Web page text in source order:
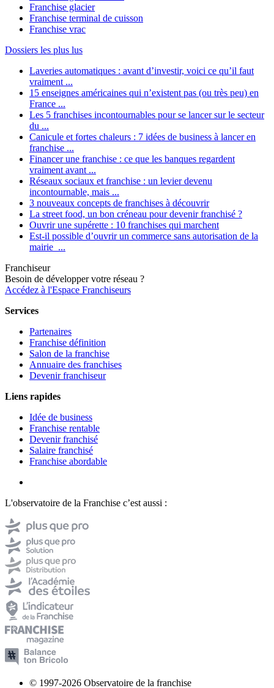
Franchise glacier
Franchise terminal de cuisson
Franchise vrac
Dossiers les plus lus
Laveries automatiques : avant d’investir, voici ce qu’il faut
vraiment ...
15 enseignes américaines qui n’existent pas (ou très peu) en
France ...
Les 5 franchises incontournables pour se lancer sur le secteur
du ...
Canicule et fortes chaleurs : 7 idées de business à lancer en
franchise ...
Financer une franchise : ce que les banques regardent
vraiment avant ...
Réseaux sociaux et franchise : un levier devenu
incontournable, mais ...
3 nouveaux concepts de franchises à découvrir
La street food, un bon créneau pour devenir franchisé ?
Ouvrir une supérette : 10 franchises qui marchent
Est-il possible d’ouvrir un commerce sans autorisation de la
mairie ...
Franchiseur
Besoin de développer votre réseau ?
Accédez à l'Espace Franchiseurs
Services
Partenaires
Franchise définition
Salon de la franchise
Annuaire des franchises
Devenir franchiseur
Liens rapides
Idée de business
Franchise rentable
Devenir franchisé
Salaire franchisé
Franchise abordable
L'observatoire de la Franchise c’est aussi :
© 1997-2026 Observatoire de la franchise